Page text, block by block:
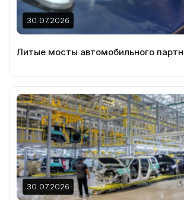
30.07.2026
Литые мосты автомобильного
30.07.2026